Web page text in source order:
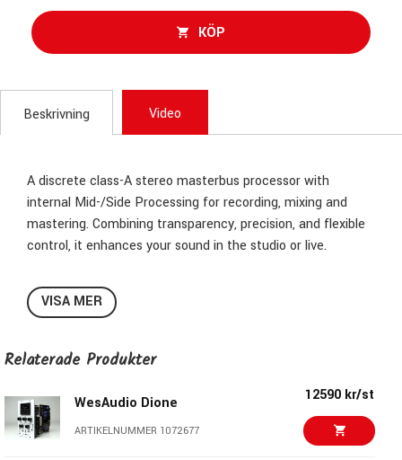
KÖP
Beskrivning Video
A discrete class-A stereo masterbus processor with
internal Mid-/Side Processing for recording, mixing and
mastering. Combining transparency, precision, and flexible
control, it enhances your sound in the studio or live.
Tech Specs
THD+N @ 0 dBu, 20 Hz – 22 kHz:
VISA MER
Relaterade Produkter
WesAudio Dione
ARTIKELNUMMER 1072677
12590 kr/st